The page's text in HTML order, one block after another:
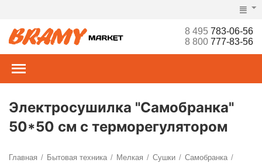
8 495783-06-56
8 800777-83-56
Электросушилка "Самобранка"
50*50 см с терморегулятором
Главная / Бытовая техника / Мелкая / Сушки / Самобранка /